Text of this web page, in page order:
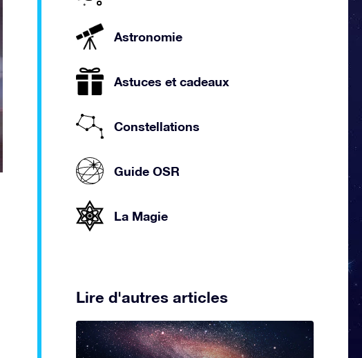
Astronomie
Astuces et cadeaux
Constellations
Guide OSR
La Magie
Lire d'autres articles